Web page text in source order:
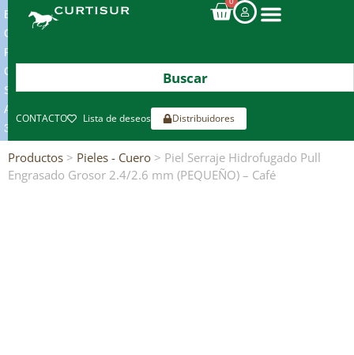
ENVIOS
GRATIS
POR
COMPRAS
SUPERIORES
A
300€*
CONTACTO Lista de deseos Distribuidores
Productos > Pieles - Cuero > Piel Serraje Hidrofugado Pull
Engrasado Grosor 2.4/2.6 mm (PEQUEÑO) – Café